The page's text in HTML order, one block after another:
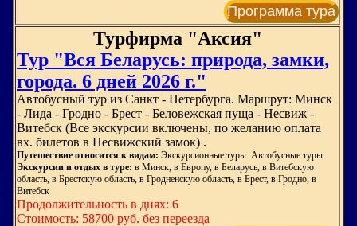
Программа тура
Турфирма "Аксия"
Тур "Вся Беларусь: природа, замки,
города. 6 дней 2026 г."
Автобусный тур из Санкт - Петербурга. Маршрут: Минск
- Лида - Гродно - Брест - Беловежская пуща - Несвиж -
Витебск (Все экскурсии включены, по желанию оплата
вх. билетов в Несвижский замок) .
Путешествие относится к видам: Экскурсионные туры. Автобусные туры.
Экскурсии и отдых в туре: в Минск, в Европу, в Беларусь, в Витебскую
область, в Брестскую область, в Гродненскую область, в Брест, в Гродно, в
Витебск
Продолжительность в днях: 6
Стоимость: 58700 руб. без переезда